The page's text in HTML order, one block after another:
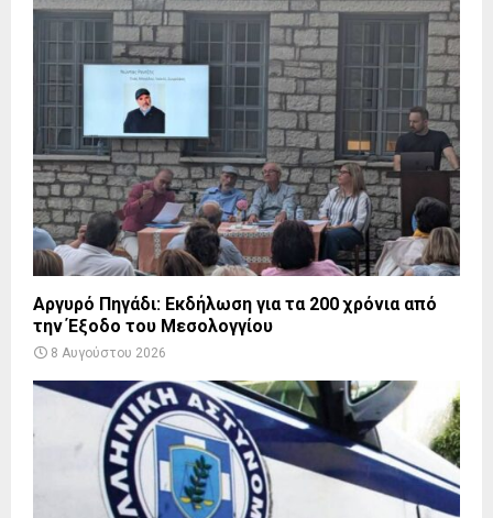
Αργυρό Πηγάδι: Εκδήλωση για τα 200 χρόνια από
την Έξοδο του Μεσολογγίου
8 Αυγούστου 2026